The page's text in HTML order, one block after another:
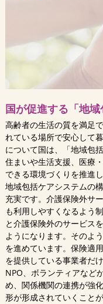
国が促進する「地
高齢者の生活の質を満足
れている場所で安心して
について国は、「地域包
住まいや生活支援、医療
できる環境づくりを推進し
地域包括ケアシステムの
充実です。介護保険外サ
も利用しやすくなるよう
と介護保険外のサービス
ようになります。そのよ
を進めています。保険適
を提供している事業者だ
NPO、ボランティアなど
め、関係機関の連携が強
形が形成されていくこと